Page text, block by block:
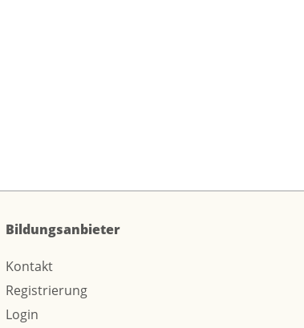
Bildungsanbieter
Kontakt
Registrierung
Login